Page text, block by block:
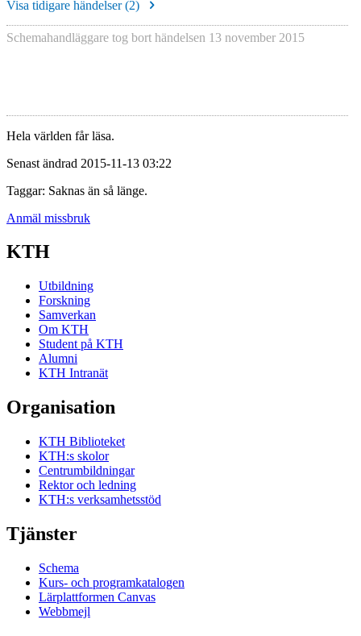
Visa tidigare händelser (2)
Schemahandläggare tog bort händelsen 13 november 2015
Hela världen får läsa.
Senast ändrad 2015-11-13 03:22
Taggar: Saknas än så länge.
Anmäl missbruk
KTH
Utbildning
Forskning
Samverkan
Om KTH
Student på KTH
Alumni
KTH Intranät
Organisation
KTH Biblioteket
KTH:s skolor
Centrumbildningar
Rektor och ledning
KTH:s verksamhetsstöd
Tjänster
Schema
Kurs- och programkatalogen
Lärplattformen Canvas
Webbmejl